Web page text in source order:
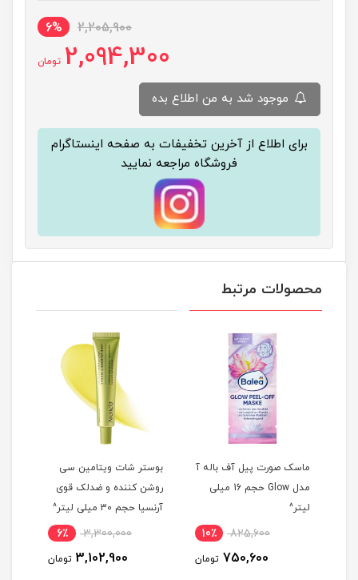
2,205,900
6%
2,094,300 تومان
برای اطلاع از آخرین تخفیفات به صفحه اینستاگرام
فروشگاه مراجعه نمایید
محصولات مرتبط
ماسک صورت پیل آف باله آ
مدل Glow حجم 16 میلی
لیتر^
825,600 10٪
750,600 تومان
بوستر شات ویتامین سی
روشن کننده و ضدلک قوی
آرنسیا حجم 30 میلی لیتر^
3,300,000 6٪
3,102,900 تومان